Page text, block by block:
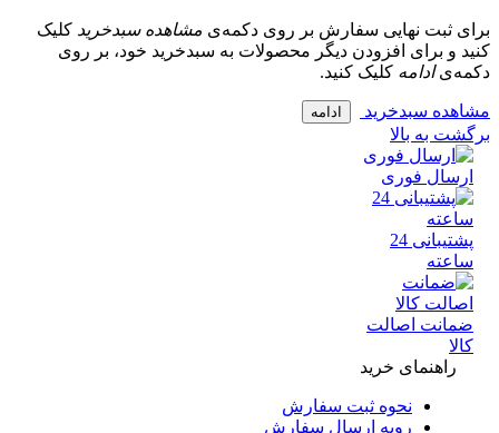
ثبت نهایی سفارش بر روی دکمه‌یمشاهده سبدخریدکلیک
و برای افزودن دیگر محصولات به سبدخرید خود، بر روی
ادامهکلیک کنید.
سبدخرید ادامه
به بالا
فوری
پشتیبانی 24
اصالت
راهنمای خرید
نحوه ثبت سفارش
رویه ارسال سفارش